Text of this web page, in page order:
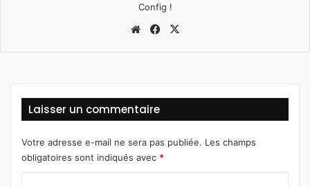
Config !
We
Fa
Laisser un commentaire
Votre adresse e-mail ne sera pas publiée. Les champs
obligatoires sont indiqués avec *